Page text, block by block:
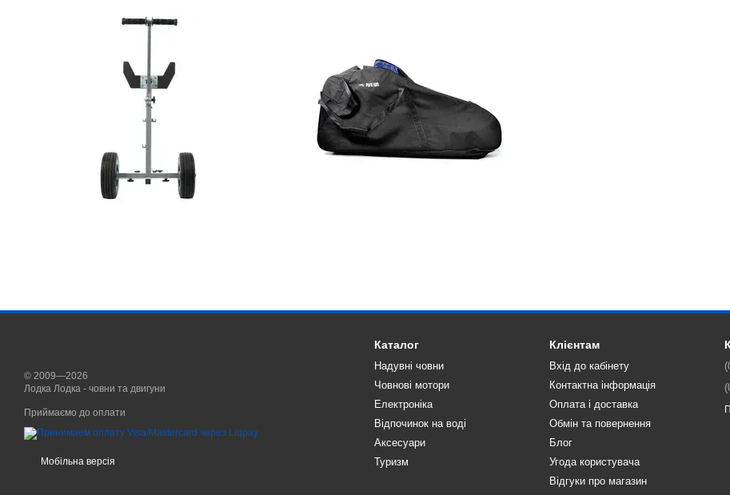
© 2009—2026
Лодка Лодка - човни та двигуни
Приймаємо до оплати
Мобільна версія
Каталог
Надувні човни
Човнові мотори
Електроніка
Відпочинок на воді
Аксесуари
Туризм
Клієнтам
Вхід до кабінету
Контактна інформація
Оплата і доставка
Обмін та повернення
Блог
Угода користувача
Відгуки про магазин